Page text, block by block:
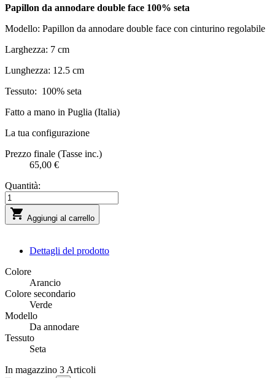
Papillon da annodare double face 100% seta
Modello: Papillon da annodare double face con cinturino regolabile
Larghezza: 7 cm
Lunghezza: 12.5 cm
Tessuto: 100% seta
Fatto a mano in Puglia (Italia)
La tua configurazione
Prezzo finale (Tasse inc.)
65,00 €
Quantità:
 Aggiungi al carrello
Dettagli del prodotto
Colore
Arancio
Colore secondario
Verde
Modello
Da annodare
Tessuto
Seta
In magazzino 3 Articoli